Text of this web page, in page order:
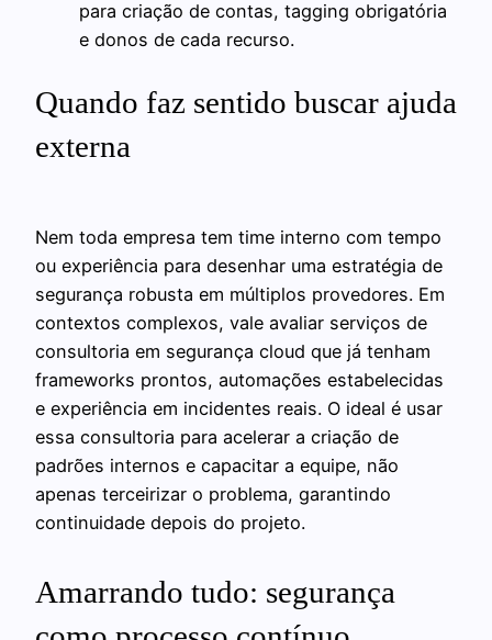
para criação de contas, tagging obrigatória
e donos de cada recurso.
Quando faz sentido buscar ajuda
externa
Nem toda empresa tem time interno com tempo
ou experiência para desenhar uma estratégia de
segurança robusta em múltiplos provedores. Em
contextos complexos, vale avaliar serviços de
consultoria em segurança cloud que já tenham
frameworks prontos, automações estabelecidas
e experiência em incidentes reais. O ideal é usar
essa consultoria para acelerar a criação de
padrões internos e capacitar a equipe, não
apenas terceirizar o problema, garantindo
continuidade depois do projeto.
Amarrando tudo: segurança